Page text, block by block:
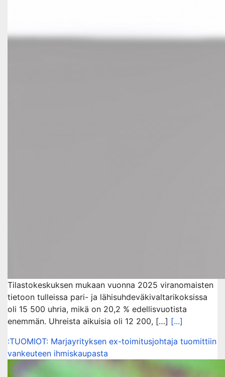
Tilastokeskuksen mukaan vuonna 2025 viranomaisten
tietoon tulleissa pari- ja lähisuhdeväkivaltarikoksissa
oli 15 500 uhria, mikä on 20,2 % edellisvuotista
enemmän. Uhreista aikuisia oli 12 200, […] [...]
:TUOMIOT: Marjayrityksen ex-toimitusjohtaja tuomittiin
vankeuteen ihmiskaupasta